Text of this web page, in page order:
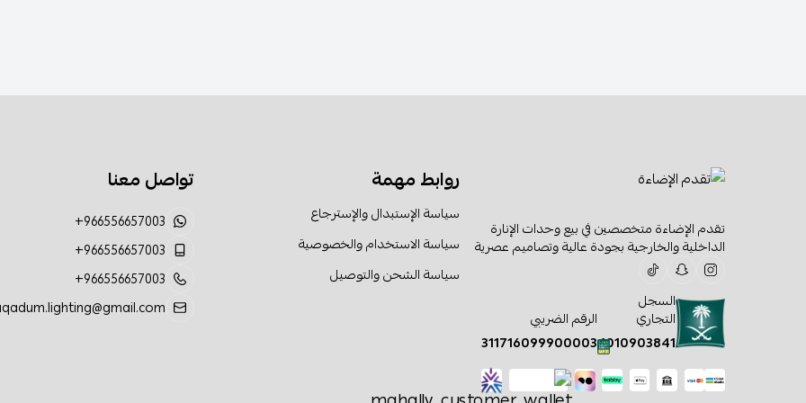
تقدم الإضاءة متخصصين في بيع وحدات الإنارة
الداخلية والخارجية بجودة عالية وتصاميم عصرية
السجل
التجاري
1010903841
الرقم الضريبي
311716099900003
روابط مهمة
سياسة الإستبدال والإسترجاع
سياسة الاستخدام والخصوصية
سياسة الشحن والتوصيل
تواصل معنا
+966556657003
+966556657003
+966556657003